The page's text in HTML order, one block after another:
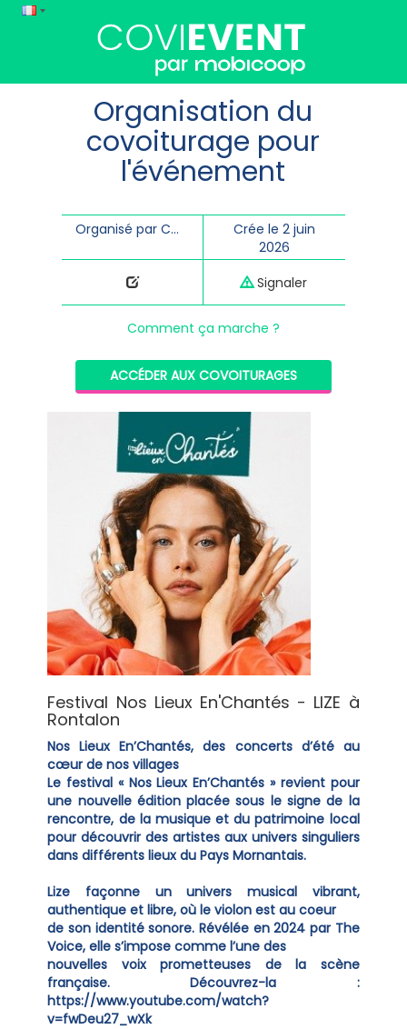
Organisation du
covoiturage pour
l'événement
Organisé par COPAMO
Crée le 2 juin
2026
Signaler
Comment ça marche ?
ACCÉDER AUX COVOITURAGES
Festival Nos Lieux En'Chantés - LIZE à
Rontalon
Nos Lieux En’Chantés, des concerts d’été au
cœur de nos villages
Le festival « Nos Lieux En’Chantés » revient pour
une nouvelle édition placée sous le signe de la
rencontre, de la musique et du patrimoine local
pour découvrir des artistes aux univers singuliers
dans différents lieux du Pays Mornantais.
Lize façonne un univers musical vibrant,
authentique et libre, où le violon est au coeur
de son identité sonore. Révélée en 2024 par The
Voice, elle s’impose comme l’une des
nouvelles voix prometteuses de la scène
française. Découvrez-la :
https://www.youtube.com/watch?
v=fwDeu27_wXk